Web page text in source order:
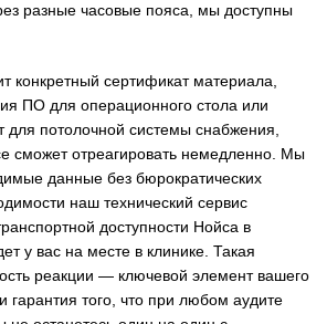
разные часовые пояса, мы доступны
конкретный сертификат материала,
ПО для операционного стола или
для потолочной системы снабжения,
сможет отреагировать немедленно. Мы
данные без бюрократических
наш технический сервис
доступности Нойса в
у вас на месте в клинике. Такая
реакции — ключевой элемент вашего
гарантия того, что при любом аудите